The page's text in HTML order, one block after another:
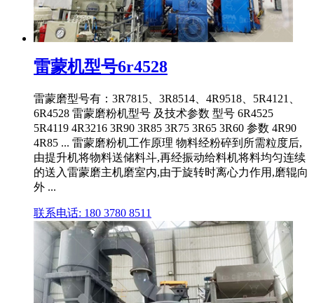
雷蒙机型号6r4528
雷蒙磨型号有：3R7815、3R8514、4R9518、5R4121、
6R4528 雷蒙磨粉机型号 及技术参数 型号 6R4525
5R4119 4R3216 3R90 3R85 3R75 3R65 3R60 参数 4R90
4R85 ... 雷蒙磨粉机工作原理 物料经粉碎到所需粒度后,
由提升机将物料送储料斗,再经振动给料机将料均匀连续
的送入雷蒙磨主机磨室内,由于旋转时离心力作用,磨辊向
外 ...
联系电话: 180 3780 8511